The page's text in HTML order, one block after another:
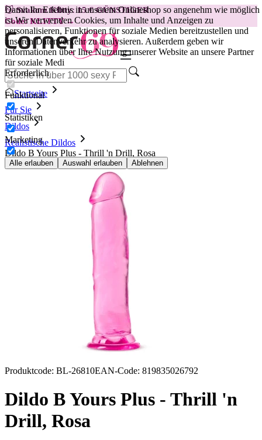
Damit Ihr Erlebnis in unserem Onlineshop so angenehm wie möglich
ist.Wir verwenden Cookies, um Inhalte und Anzeigen zu
personalisieren, Funktionen für soziale Medien bereitzustellen und
unseren Datenverkehr zu analysieren. Außerdem geben wir
Informationen über Ihre Nutzung unserer Website an unsere Partner
für soziale Medi
Erforderlich
Funktional
Statistiken
Marketing
Alle erlauben Auswahl erlauben Ablehnen
😽Svakom Klitty: 15 € GÜNSTIGER
Code: KLITTY →
Startseite
Für Sie
Dildos
Realistische Dildos
Dildo B Yours Plus - Thrill 'n Drill, Rosa
Produktcode: BL-26810EAN-Code: 819835026792
Dildo B Yours Plus - Thrill 'n
Drill, Rosa